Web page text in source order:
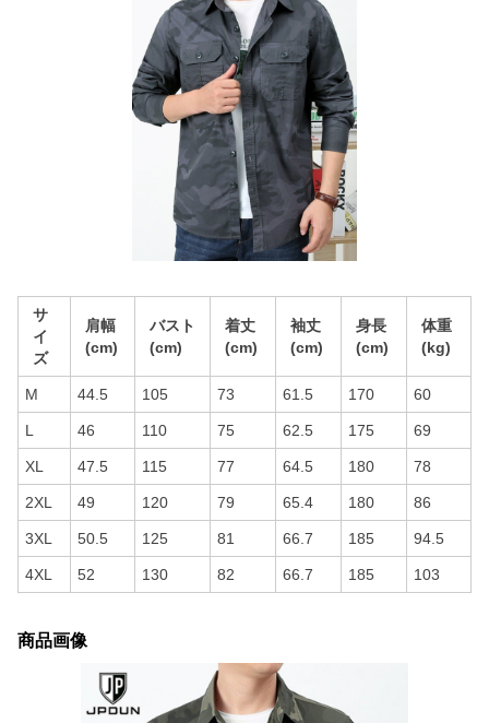
サ
イ
ズ
肩幅
(cm)
バスト
(cm)
着丈
(cm)
袖丈
(cm)
身長
(cm)
体重
(kg)
M 44.5 105 73 61.5 170 60
L 46 110 75 62.5 175 69
XL 47.5 115 77 64.5 180 78
2XL 49 120 79 65.4 180 86
3XL 50.5 125 81 66.7 185 94.5
4XL 52 130 82 66.7 185 103
商品画像